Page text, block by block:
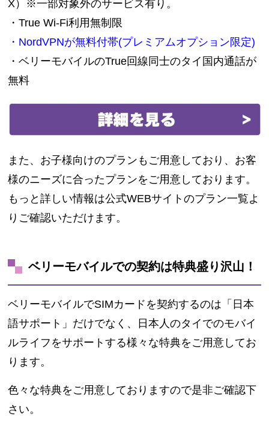
X）※一部対象外のサービス有り。
・True Wi-Fi利用無制限
・NordVPNが無料付帯(プレミアムオプション限定)
・ベリーモバイルのTrue回線同士のタイ国内通話が
無料
また、お子様向けのプランもご用意しており、お客
様のニーズに合ったプランをご用意しております。
もっと詳しい情報は公式WEBサイトのプラン一覧よ
りご確認いただけます。
ベリーモバイルでの契約は特典盛り沢山！
ベリーモバイルでSIMカードを契約するのは「日本
語サポート」だけでなく、日本人のタイでのモバイ
ルライフをサポートする様々な特典をご用意してお
ります。
色々な特典をご用意しておりますので是非ご確認下
さい。